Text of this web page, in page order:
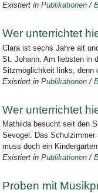
Existiert in Publikationen /
Wer unterrichtet
Clara ist sechs Jahre alt
St. Johann. Am liebsten in
Sitzmöglichkeit links, denn
Existiert in Publikationen /
Wer unterrichtet
Mathilda besucht seit den
Sevogel. Das
muss doch ein
Existiert in Publikationen /
Proben mit